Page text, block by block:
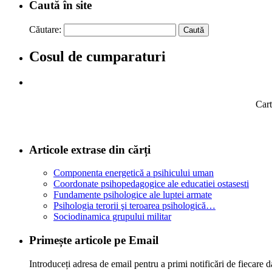
Caută în site
Căutare:
Cosul de cumparaturi
Articole extrase din cărți
Componenta energetică a psihicului uman
Coordonate psihopedagogice ale educatiei ostasesti
Fundamente psihologice ale luptei armate
Psihologia terorii şi teroarea psihologică…
Sociodinamica grupului militar
Primește articole pe Email
Introduceți adresa de email pentru a primi notificări de fiecare